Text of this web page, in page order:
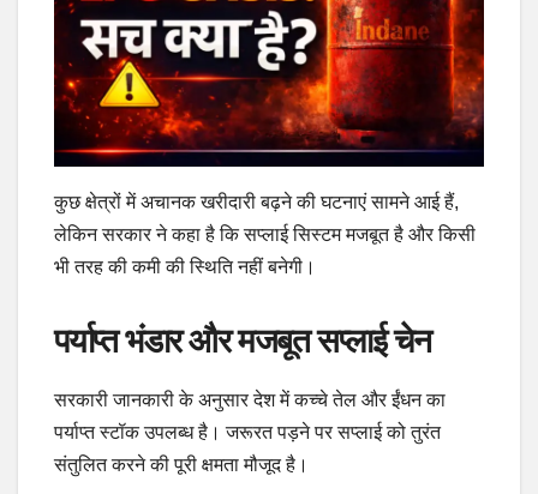
कुछ क्षेत्रों में अचानक खरीदारी बढ़ने की घटनाएं सामने आई हैं,
लेकिन सरकार ने कहा है कि सप्लाई सिस्टम मजबूत है और किसी
भी तरह की कमी की स्थिति नहीं बनेगी।
पर्याप्त भंडार और मजबूत सप्लाई चेन
सरकारी जानकारी के अनुसार देश में कच्चे तेल और ईंधन का
पर्याप्त स्टॉक उपलब्ध है। जरूरत पड़ने पर सप्लाई को तुरंत
संतुलित करने की पूरी क्षमता मौजूद है।